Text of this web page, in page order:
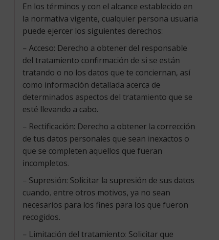
En los términos y con el alcance establecido en
la normativa vigente, cualquier persona usuaria
puede ejercer los siguientes derechos:
– Acceso: Derecho a obtener del responsable
del tratamiento confirmación de si se están
tratando o no los datos que te conciernan, así
como información detallada acerca de
determinados aspectos del tratamiento que se
esté llevando a cabo.
– Rectificación: Derecho a obtener la corrección
de tus datos personales que sean inexactos o
que se completen aquellos que fueran
incompletos.
– Supresión: Solicitar la supresión de sus datos
cuando, entre otros motivos, ya no sean
necesarios para los fines para los que fueron
recogidos.
– Limitación del tratamiento: Solicitar que